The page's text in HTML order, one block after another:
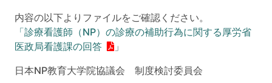
内容の以下よりファイルをご確認ください。
「診療看護師（NP）の診療の補助行為に関する厚労省
医政局看護課の回答
」
日本NP教育大学院協議会 制度検討委員会